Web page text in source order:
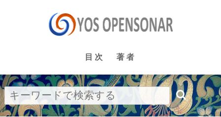
目次 著者